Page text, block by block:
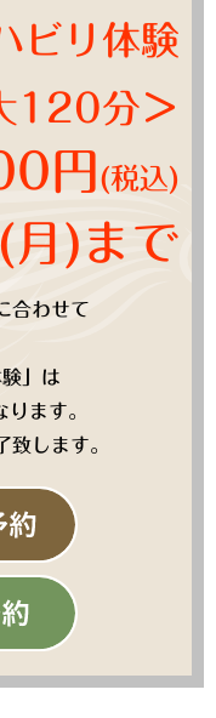
ビリ体験
120分＞
円 (税込)
)まで
合わせて
」は
ます。
致します。